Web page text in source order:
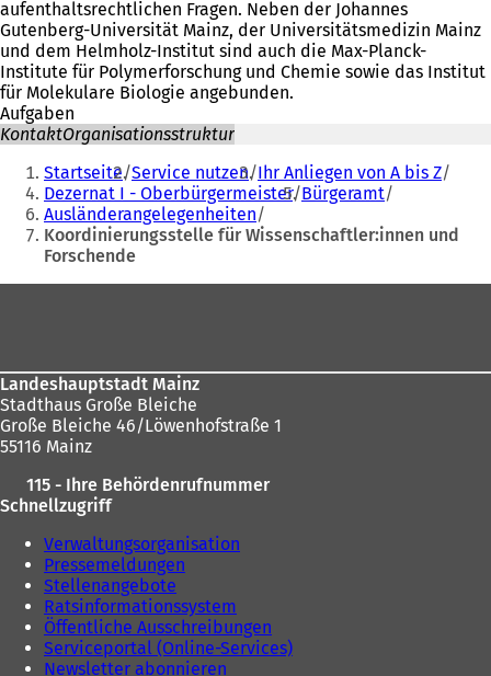
aufenthaltsrechtlichen Fragen. Neben der Johannes
Gutenberg-Universität Mainz, der Universitätsmedizin Mainz
und dem Helmholz-Institut sind auch die Max-Planck-
Institute für Polymerforschung und Chemie sowie das Institut
für Molekulare Biologie angebunden.
Aufgaben
KontaktOrganisationsstruktur
Sie
befinden
sich
hier:
Startseite Service nutzen Ihr Anliegen von A bis Z
Dezernat I - Oberbürgermeister Bürgeramt
Ausländerangelegenheiten
Koordinierungsstelle für Wissenschaftler:innen und
Forschende
Landeshauptstadt Mainz
Stadthaus Große Bleiche
Große Bleiche 46/Löwenhofstraße 1
55116 Mainz
115 - Ihre Behördenrufnummer
Schnellzugriff
Verwaltungsorganisation
Pressemeldungen
Stellenangebote
Ratsinformationssystem
Öffentliche Ausschreibungen
Serviceportal (Online-Services)
Newsletter abonnieren